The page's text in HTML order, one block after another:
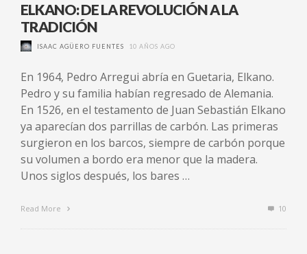
ELKANO: DE LA REVOLUCIÓN A LA
TRADICIÓN
ISAAC AGÜERO FUENTES 10 AÑOS AGO
En 1964, Pedro Arregui abría en Guetaria, Elkano.
Pedro y su familia habían regresado de Alemania.
En 1526, en el testamento de Juan Sebastián Elkano
ya aparecían dos parrillas de carbón. Las primeras
surgieron en los barcos, siempre de carbón porque
su volumen a bordo era menor que la madera.
Unos siglos después, los bares …
Read More 10